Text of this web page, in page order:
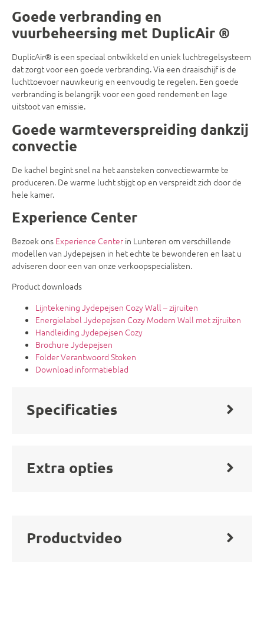
Goede verbranding en
vuurbeheersing met DuplicAir ®
DuplicAir® is een speciaal ontwikkeld en uniek luchtregelsysteem
dat zorgt voor een goede verbranding. Via een draaischijf is de
luchttoevoer nauwkeurig en eenvoudig te regelen. Een goede
verbranding is belangrijk voor een goed rendement en lage
uitstoot van emissie.
Goede warmteverspreiding dankzij
convectie
De kachel begint snel na het aansteken convectiewarmte te
produceren. De warme lucht stijgt op en verspreidt zich door de
hele kamer.
Experience Center
Bezoek ons Experience Center in Lunteren om verschillende
modellen van Jydepejsen in het echte te bewonderen en laat u
adviseren door een van onze verkoopspecialisten.
Product downloads
Lijntekening Jydepejsen Cozy Wall – zijruiten
Energielabel Jydepejsen Cozy Modern Wall met zijruiten
Handleiding Jydepejsen Cozy
Brochure Jydepejsen
Folder Verantwoord Stoken
Download informatieblad
Specificaties
Extra opties
Productvideo